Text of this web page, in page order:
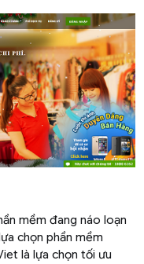
mềm đang náo loạn
chọn phần mềm
là lựa chọn tối ưu